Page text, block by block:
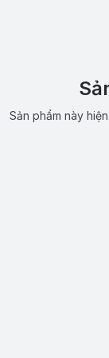
Sản phẩm này